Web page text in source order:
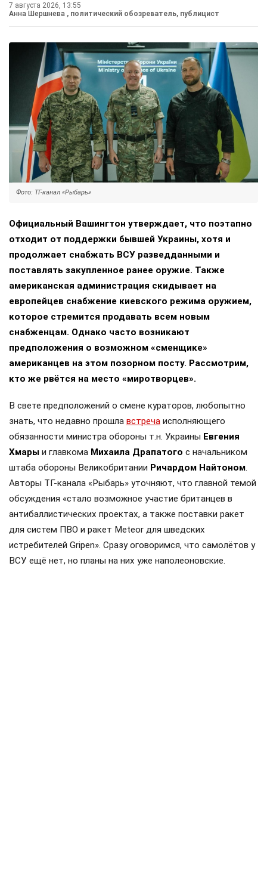
7 августа 2026, 13:55
Анна Шершнева , политический обозреватель, публицист
Фото: ТГ-канал «Рыбарь»
Официальный Вашингтон утверждает, что поэтапно
отходит от поддержки бывшей Украины, хотя и
продолжает снабжать ВСУ разведданными и
поставлять закупленное ранее оружие. Также
американская администрация скидывает на
европейцев снабжение киевского режима оружием,
которое стремится продавать всем новым
снабженцам. Однако часто возникают
предположения о возможном «сменщике»
американцев на этом позорном посту. Рассмотрим,
кто же рвётся на место «миротворцев».
В свете предположений о смене кураторов, любопытно
знать, что недавно прошла встреча исполняющего
обязанности министра обороны т.н. Украины Евгения
Хмары и главкома Михаила Драпатого с начальником
штаба обороны Великобритании Ричардом Найтоном
Авторы ТГ-канала «Рыбарь» уточняют, что главной темой
обсуждения «стало возможное участие британцев в
антибаллистических проектах, а также поставки ракет
для систем ПВО и ракет Meteor для шведских
истребителей Gripen». Сразу оговоримся, что самолётов у
ВСУ ещё нет, но планы на них уже наполеоновские.